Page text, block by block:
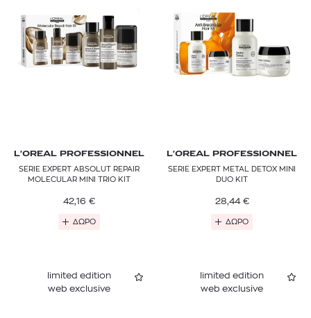
L'OREAL PROFESSIONNEL
SERIE EXPERT ABSOLUT REPAIR
MOLECULAR MINI TRIO KIT
42,16 €
ΔΩΡΟ
L'OREAL PROFESSIONNEL
SERIE EXPERT METAL DETOX MINI
DUO KIT
28,44 €
ΔΩΡΟ
limited edition
web exclusive
limited edition
web exclusive